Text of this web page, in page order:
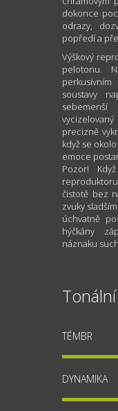
dokonce
odrazy,
popředí a
Výškový
pelotonu.
soustavy
precizně
když se
emoce
Pozor!
čistotě bez
zvuky
úchvatně
hýčkány
náznaku
TÉMBR
DYNAMIKA